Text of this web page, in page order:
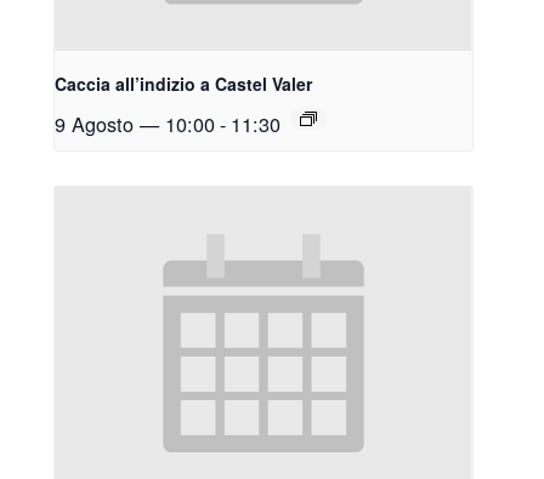
Caccia all’indizio a Castel Valer
9 Agosto — 10:00- 11:30